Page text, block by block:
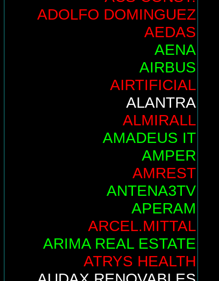
ADOLFO DOMINGUEZ
AEDAS
AENA
AIRBUS
AIRTIFICIAL
ALANTRA
ALMIRALL
AMADEUS IT
AMPER
AMREST
ANTENA3TV
APERAM
ARCEL.MITTAL
ARIMA REAL ESTATE
ATRYS HEALTH